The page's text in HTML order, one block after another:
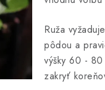
Ruža
pôdou a
výšky 60 -
zakryť